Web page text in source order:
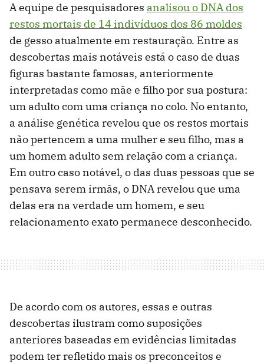
A equipe de pesquisadores analisou o DNA dos
restos mortais de 14 indivíduos dos 86 moldes
de gesso atualmente em restauração. Entre as
descobertas mais notáveis ​​está o caso de duas
figuras bastante famosas, anteriormente
interpretadas como mãe e filho por sua postura:
um adulto com uma criança no colo. No entanto,
a análise genética revelou que os restos mortais
não pertencem a uma mulher e seu filho, mas a
um homem adulto sem relação com a criança.
Em outro caso notável, o das duas pessoas que se
pensava serem irmãs, o DNA revelou que uma
delas era na verdade um homem, e seu
relacionamento exato permanece desconhecido.
De acordo com os autores, essas e outras
descobertas ilustram como suposições
anteriores baseadas em evidências limitadas
podem ter refletido mais os preconceitos e